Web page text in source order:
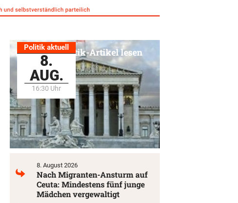
Politik aktuell
8.
AUG.
16:30 Uhr
Alle Politik-Artikel lesen
8. August 2026
Nach Migranten-Ansturm auf
Ceuta: Mindestens fünf junge
Mädchen vergewaltigt